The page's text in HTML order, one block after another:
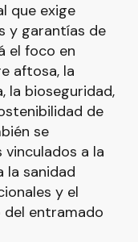
que exige
y garantías de
el foco en
aftosa, la
la bioseguridad,
de
se
a la
la sanidad
y el
entramado